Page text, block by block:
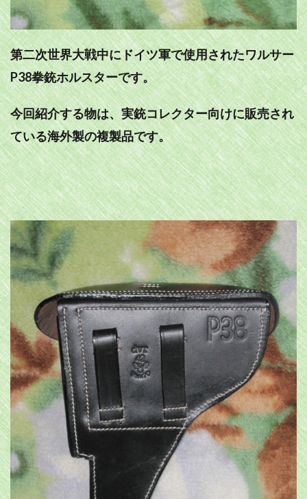
第二次世界大戦中にドイツ軍で使用されたワルサー
P38拳銃ホルスターです。
今回紹介する物は、実銃コレクター向けに販売され
ている海外製の複製品です。